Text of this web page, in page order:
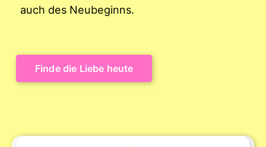
auch des Neubeginns.
Finde die Liebe heute